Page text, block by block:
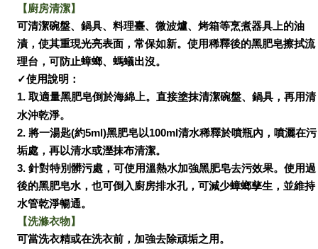
【廚房清潔】
可清潔碗盤、鍋具、料理臺、微波爐、烤箱等烹煮器具上的油
漬，使其重現光亮表面，常保如新。使用稀釋後的黑肥皂擦拭流
理台，可防止蟑螂、螞蟻出沒。
✓使用說明 ：
1. 取適量黑肥皂倒於海綿上。直接塗抹清潔碗盤、鍋具，再用清
水沖乾淨。
2. 將一湯匙(約5ml)黑肥皂以100ml清水稀釋於噴瓶內，噴灑在污
垢處，再以清水或溼抹布清潔。
3. 針對特別髒污處，可使用溫熱水加強黑肥皂去污效果。使用過
後的黑肥皂水，也可倒入廚房排水孔，可減少蟑螂孳生，並維持
水管乾淨暢通。
【洗滌衣物】
可當洗衣精或在洗衣前，加強去除頑垢之用。